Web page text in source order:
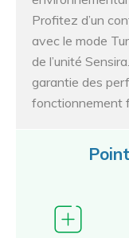
Profitez d’un
avec le mode
de l’unité
garantie des
fonctionnement